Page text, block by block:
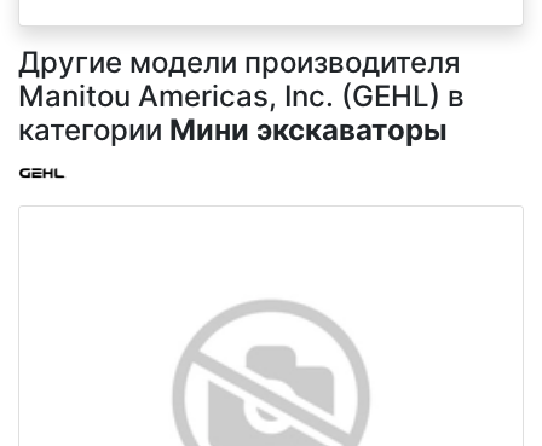
Другие модели производителя
Manitou Americas, Inc. (GEHL) в
категории Мини экскаваторы